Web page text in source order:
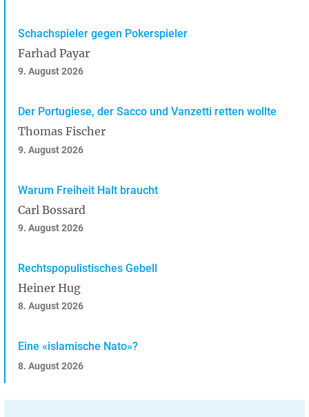
Schachspieler gegen Pokerspieler
Farhad Payar
9. August 2026
Der Portugiese, der Sacco und Vanzetti retten wollte
Thomas Fischer
9. August 2026
Warum Freiheit Halt braucht
Carl Bossard
9. August 2026
Rechtspopulistisches Gebell
Heiner Hug
8. August 2026
Eine «islamische Nato»?
8. August 2026